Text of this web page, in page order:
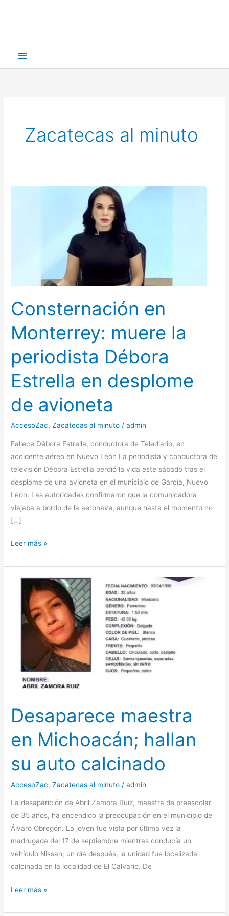
Menú
Zacatecas al minuto
Consternación en
Monterrey: muere la
periodista Débora
Estrella en desplome
de avioneta
AccesoZac,Zacatecas al minuto /admin
Fallece Débora Estrella, conductora de Telediario, en
accidente aéreo en Nuevo León La periodista y conductora de
televisión Débora Estrella perdió la vida este sábado tras el
desplome de una avioneta en el municipio de García, Nuevo
León. Las autoridades confirmaron que la comunicadora
viajaba a bordo de la aeronave, aunque hasta el momento no
[…]
Consternación
Monterrey:
muere
periodista
Débora
avioneta
Leer más »
Desaparece maestra
en Michoacán; hallan
su auto calcinado
AccesoZac,Zacatecas al minuto /admin
La desaparición de Abril Zamora Ruiz, maestra de preescolar
de 35 años, ha encendido la preocupación en el municipio de
Álvaro Obregón. La joven fue vista por última vez la
madrugada del 17 de septiembre mientras conducía un
vehículo Nissan; un día después, la unidad fue localizada
calcinada en la localidad de El Calvario. De
Desaparece
Leer más »